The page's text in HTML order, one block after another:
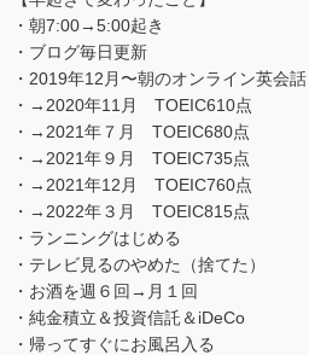
・朝7:00→5:00起き
・ブログ毎日更新
・2019年12月〜朝のオンライン英会話
・→2020年11月 TOEIC610点
・→2021年７月 TOEIC680点
・→2021年９月 TOEIC735点
・→2021年12月 TOEIC760点
・→2022年３月 TOEIC815点
・ランニングはじめる
・テレビ見るのやめた（捨てた）
・お酒を週６回→月１回
・純金積立＆投資信託＆iDeCo
・帰ってすぐにお風呂入る